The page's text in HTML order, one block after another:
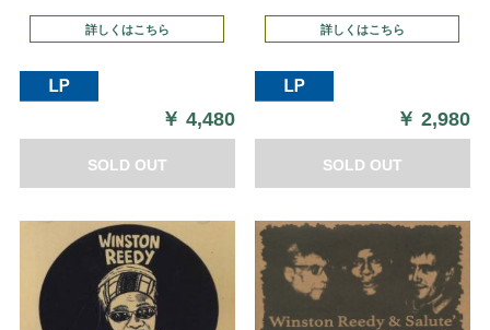
詳しくはこちら
￥4,480
SOLD OUT
詳しくはこちら
￥2,980
SOLD OUT